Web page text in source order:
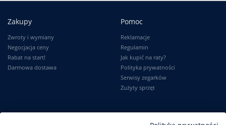
Zakupy
Zwroty i wymiany
Negocjacja ceny
Rabat na start!
Darmowa dostawa
Pomoc
Reklamacje
Regulamin
Jak kupić na raty?
Polityka prywatności
Serwisy zegarków
Zużyty sprzęt
Informacje